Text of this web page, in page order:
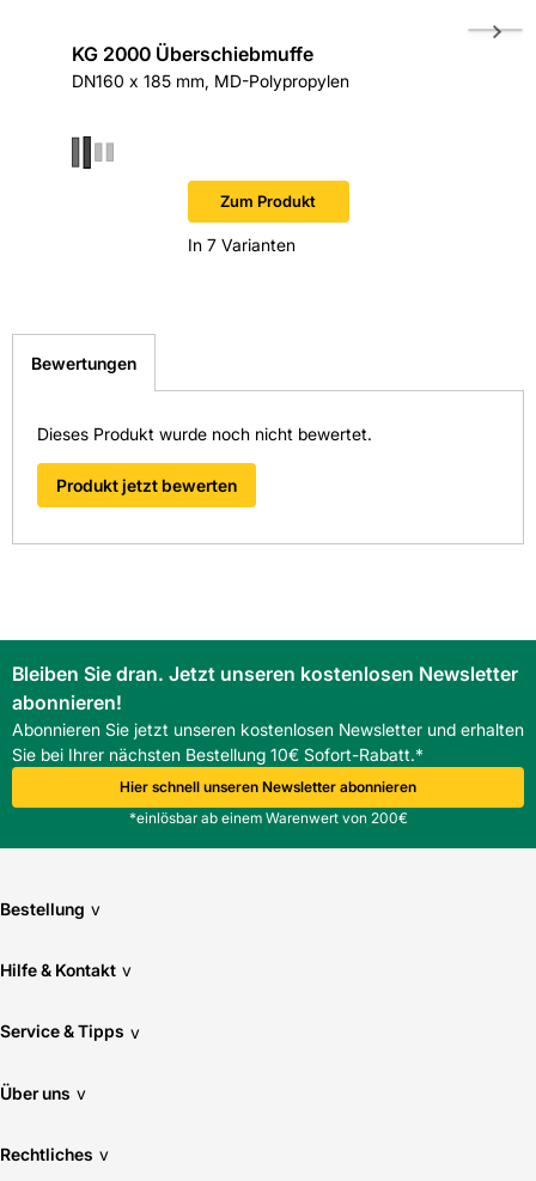
KG 2000 Überschiebmuffe
DN160 x 185 mm, MD-Polypropylen
Zum Produkt
In 7 Varianten
Bewertungen
Dieses Produkt wurde noch nicht bewertet.
Produkt jetzt bewerten
Bleiben Sie dran. Jetzt unseren kostenlosen Newsletter
abonnieren!
Abonnieren Sie jetzt unseren kostenlosen Newsletter und erhalten
Sie bei Ihrer nächsten Bestellung 10€ Sofort-Rabatt.*
Hier schnell unseren Newsletter abonnieren
*einlösbar ab einem Warenwert von 200€
Bestellung v
Hilfe & Kontakt v
Service & Tipps v
Über uns v
Rechtliches v